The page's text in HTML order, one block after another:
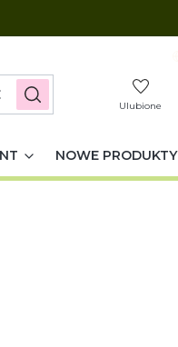
Szukaj Ulubione
NOWE PRODUKTY